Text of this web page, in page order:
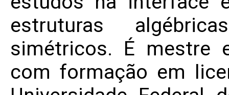
estruturas
simétricos. É mestre
com formação em